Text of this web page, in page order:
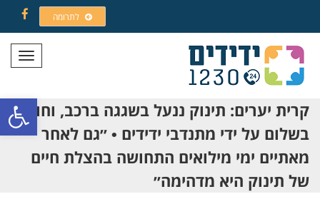
פתח
לתרומה
תפריט
קרית יערים: תינוק ננעל בשגגה ברכב, וחולץ
בשלום על ידי מתנדבי ידידים • ״גם לאחר
מאתיים ימי מילואים התחושה בהצלת חיים
של תינוק היא מדהימה״